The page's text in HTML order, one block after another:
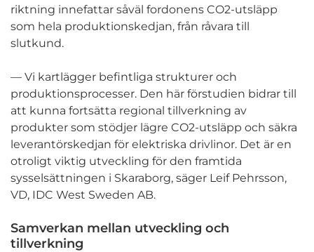
riktning innefattar såväl fordonens CO2-utsläpp
som hela produktionskedjan, från råvara till
slutkund.
— Vi kartlägger befintliga strukturer och
produktionsprocesser. Den här förstudien bidrar till
att kunna fortsätta regional tillverkning av
produkter som stödjer lägre CO2-utsläpp och säkra
leverantörskedjan för elektriska drivlinor. Det är en
otroligt viktig utveckling för den framtida
sysselsättningen i Skaraborg, säger Leif Pehrsson,
VD, IDC West Sweden AB.
Samverkan mellan utveckling och
tillverkning